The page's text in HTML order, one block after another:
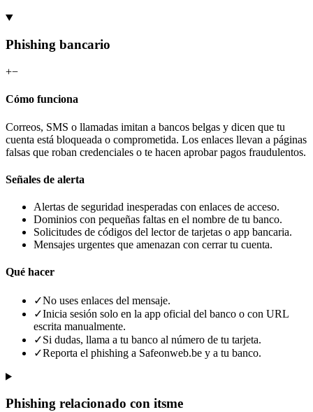
Phishing bancario
+−
Cómo funciona
Correos, SMS o llamadas imitan a bancos belgas y dicen que tu
cuenta está bloqueada o comprometida. Los enlaces llevan a páginas
falsas que roban credenciales o te hacen aprobar pagos fraudulentos.
Señales de alerta
Alertas de seguridad inesperadas con enlaces de acceso.
Dominios con pequeñas faltas en el nombre de tu banco.
Solicitudes de códigos del lector de tarjetas o app bancaria.
Mensajes urgentes que amenazan con cerrar tu cuenta.
Qué hacer
✓No uses enlaces del mensaje.
✓Inicia sesión solo en la app oficial del banco o con URL
escrita manualmente.
✓Si dudas, llama a tu banco al número de tu tarjeta.
✓Reporta el phishing a Safeonweb.be y a tu banco.
Phishing relacionado con itsme